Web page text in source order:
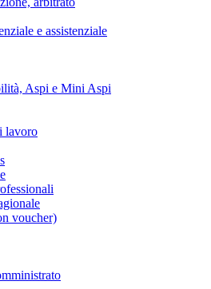
e assistenziale
Aspi e Mini Aspi
lavoro
voucher)